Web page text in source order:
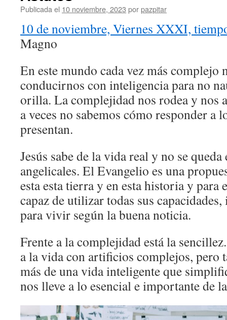
Publicada el 10 noviembre, 2023 porpazpitar
10 de noviembre, Viernes XXXI,
Magno
En este mundo cada vez más complejo
conducirnos con inteligencia para no
orilla. La complejidad nos rodea y nos
a veces no sabemos cómo responder a
presentan.
Jesús sabe de la vida real y no se queda
angelicales. El Evangelio es una
esta esta tierra y en esta historia y para
capaz de utilizar todas sus
para vivir según la buena noticia.
Frente a la complejidad está la
a la vida con artificios complejos, pero
más de una vida inteligente que
nos lleve a lo esencial e importante de